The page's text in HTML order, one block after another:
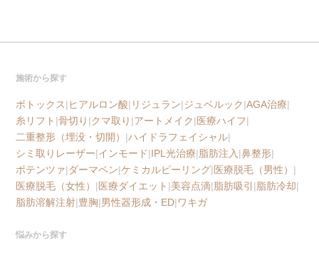
施術から探す
ボトックス|ヒアルロン酸| リジュラン|ジュベルック|AGA治療|
糸リフト |骨切り |クマ取り |アートメイク|医療ハイフ|
二重整形（埋没・切開） |ハイドラフェイシャル|
シミ取りレーザー|インモード|IPL光治療|脂肪注入 |鼻整形|
ポテンツァ|ダーマペン|ケミカルピーリング|医療脱毛（男性） |
医療脱毛（女性） |医療ダイエット |美容点滴|脂肪吸引 |脂肪冷却|
脂肪溶解注射|豊胸|男性器形成・ED|ワキガ
悩みから探す